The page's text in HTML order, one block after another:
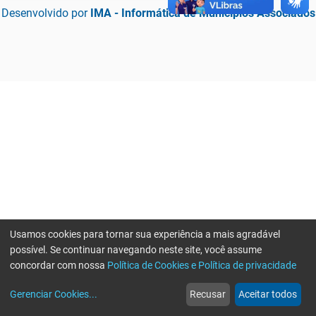
Desenvolvido por IMA - Informática de Municípios Associados
web
Notícias
more_horiz
Mais
Usamos cookies para tornar sua experiência a mais agradável
possível. Se continuar navegando neste site, você assume
concordar com nossa Política de Cookies e Política de privacidade
Gerenciar Cookies... Recusar Aceitar todos
Erro ao enviar informações, por favor tente novamente